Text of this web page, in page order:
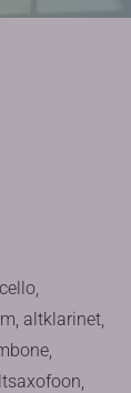
altklarinet,